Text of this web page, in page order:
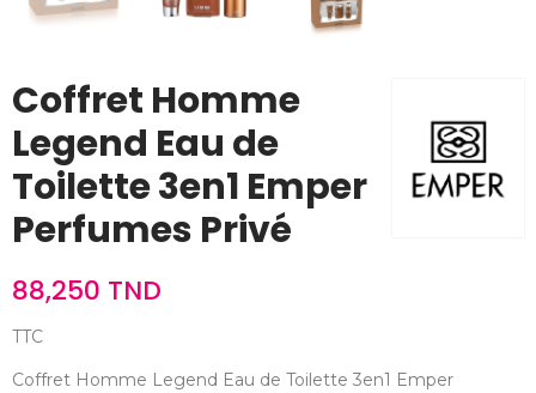
Coffret Homme
Legend Eau de
Toilette 3en1 Emper
Perfumes Privé
88,250 TND
TTC
Coffret Homme Legend Eau de Toilette 3en1 Emper